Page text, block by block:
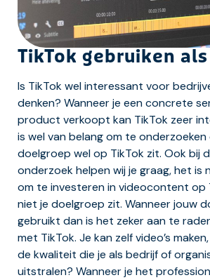
TikTok gebruiken
Is TikTok wel interessant voor
denken? Wanneer je een concrete
product verkoopt kan TikTok zeer
is wel van belang om te
doelgroep wel op TikTok zit. Ook bij
onderzoek helpen wij je graag, het is
om te investeren in videocontent op
niet je doelgroep zit. Wanneer jouw
gebruikt dan is het zeker aan te
met TikTok. Je kan zelf video’s
de kwaliteit die je als bedrijf of
uitstralen? Wanneer je het